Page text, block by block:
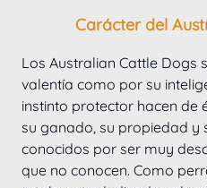
Carácter del
Los Australian Cattle Dogs
valentía como por su
instinto protector hacen de
su ganado, su propiedad y
conocidos por ser muy
que no conocen. Como